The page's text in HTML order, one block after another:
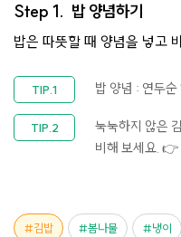
Step 1. 밥 양념하기
밥은 따뜻할 때 양념을 넣고
밥 양념 : 연두
눅눅하지 않은
비해 보세요. 👉
김밥 봄나물 냉이